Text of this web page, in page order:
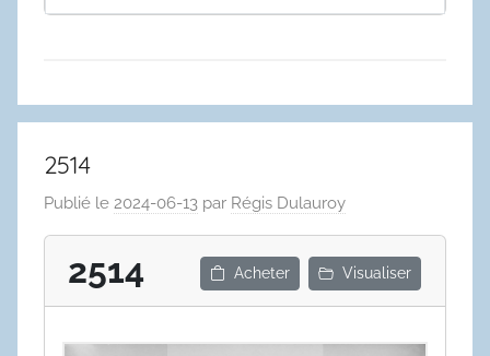
2514
Publié le 2024-06-13 par Régis Dulauroy
2514 Acheter Visualiser